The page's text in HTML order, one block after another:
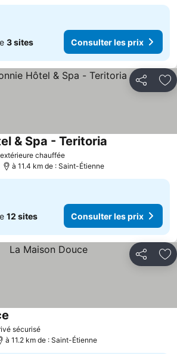
3 sites Consulter les prix
Partager
chauffée
& Spa - Teritoria
à 11.4 km de : Saint-Étienne
12 sites Consulter les prix
Partager
sécurisé
à 11.2 km de : Saint-Étienne